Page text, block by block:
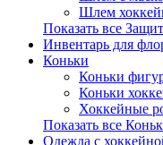
Шлем
Показать все
Инвентарь для
Коньки
Коньки
Коньки
Хоккейные
Показать все
Одежда с